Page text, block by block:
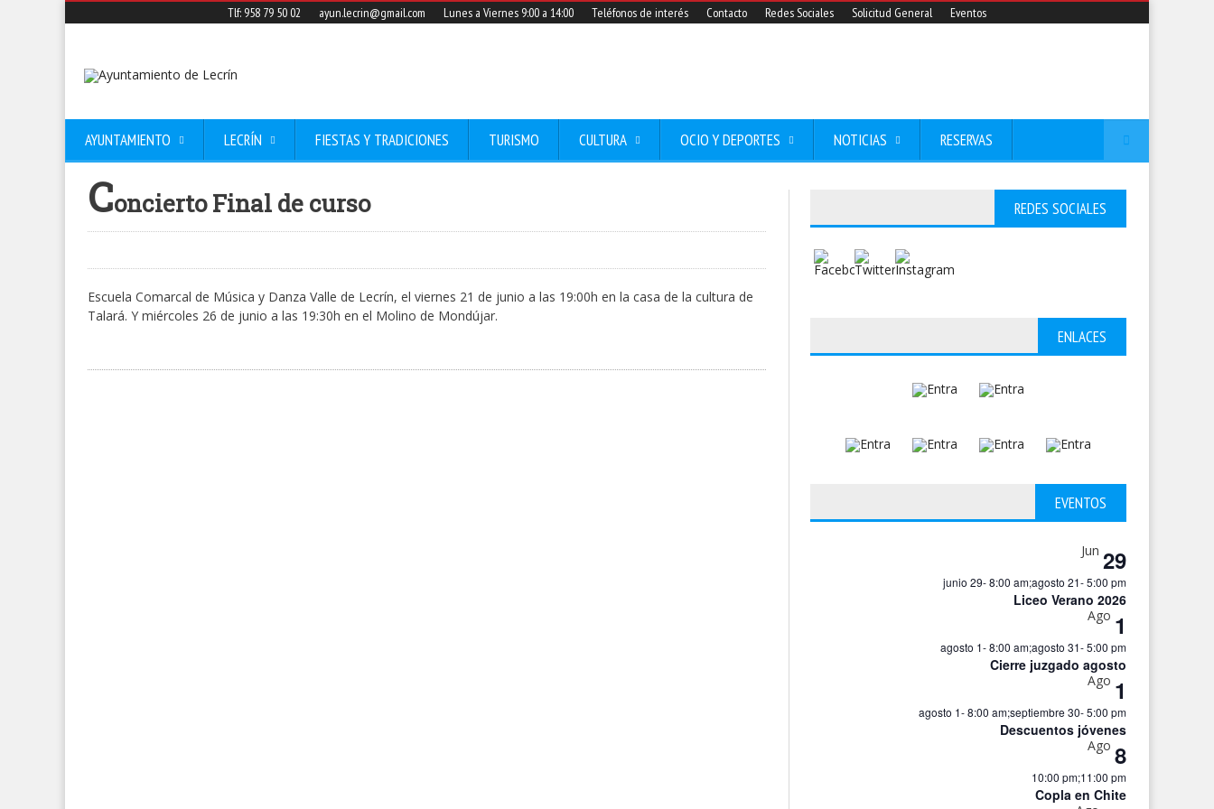
Tlf: 958 79 50 02 ayun.lecrin@gmail.com Lunes a Viernes 9:00 a 14:00 Teléfonos de interés Contacto Redes Sociales Solicitud General Eventos
AYUNTAMIENTO LECRÍN FIESTAS Y TRADICIONES TURISMO CULTURA OCIO Y DEPORTES NOTICIAS RESERVAS
Concierto Final de curso
Escuela Comarcal de Música y Danza Valle de Lecrín, el viernes 21 de junio a las 19:00h en la casa de la cultura de
Talará. Y miércoles 26 de junio a las 19:30h en el Molino de Mondújar.
REDES SOCIALES
ENLACES
EVENTOS
Jun 29
junio 29- 8:00 am;agosto 21- 5:00 pm
Liceo Verano 2026
Ago 1
agosto 1- 8:00 am;agosto 31- 5:00 pm
Cierre juzgado agosto
Ago 1
agosto 1- 8:00 am;septiembre 30- 5:00 pm
Descuentos jóvenes
Ago 8
10:00 pm;11:00 pm
Copla en Chite